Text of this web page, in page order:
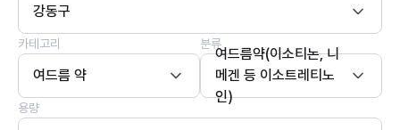
강동구
카테고리
여드름 약
분류
여드름약(이소티논, 니
메겐 등 이소트레티노
인)
용량